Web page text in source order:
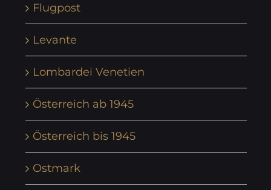
Flugpost
Levante
Lombardei Venetien
Österreich ab 1945
Österreich bis 1945
Ostmark